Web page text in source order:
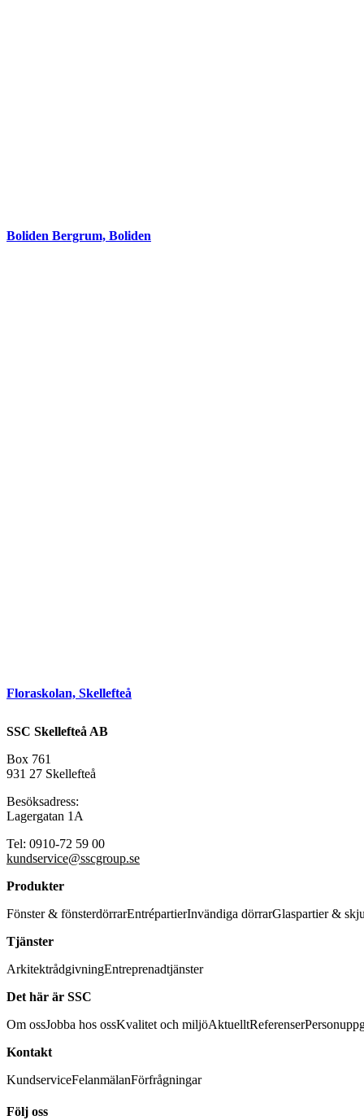
Boliden Bergrum, Boliden
Floraskolan, Skellefteå
SSC Skellefteå AB
Box 761
931 27 Skellefteå
Besöksadress:
Lagergatan 1A
Tel: 0910-72 59 00
kundservice@sscgroup.se
Produkter
Fönster & fönsterdörrarEntrépartierInvändiga dörrarGlaspartier &
Tjänster
ArkitektrådgivningEntreprenadtjänster
Det här är SSC
Om ossJobba hos ossKvalitet och miljöAktuelltReferenser
Kontakt
KundserviceFelanmälanFörfrågningar
Följ oss